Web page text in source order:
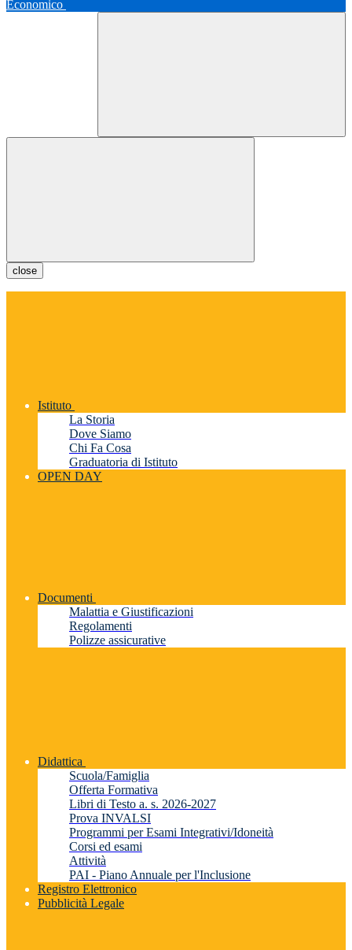
Economico
close
Istituto
La Storia
Dove Siamo
Chi Fa Cosa
Graduatoria di Istituto
OPEN DAY
Documenti
Malattia e Giustificazioni
Regolamenti
Polizze assicurative
Didattica
Scuola/Famiglia
Offerta Formativa
Libri di Testo a. s. 2026-2027
Prova INVALSI
Programmi per Esami Integrativi/Idoneità
Corsi ed esami
Attività
PAI - Piano Annuale per l'Inclusione
Registro Elettronico
Pubblicità Legale